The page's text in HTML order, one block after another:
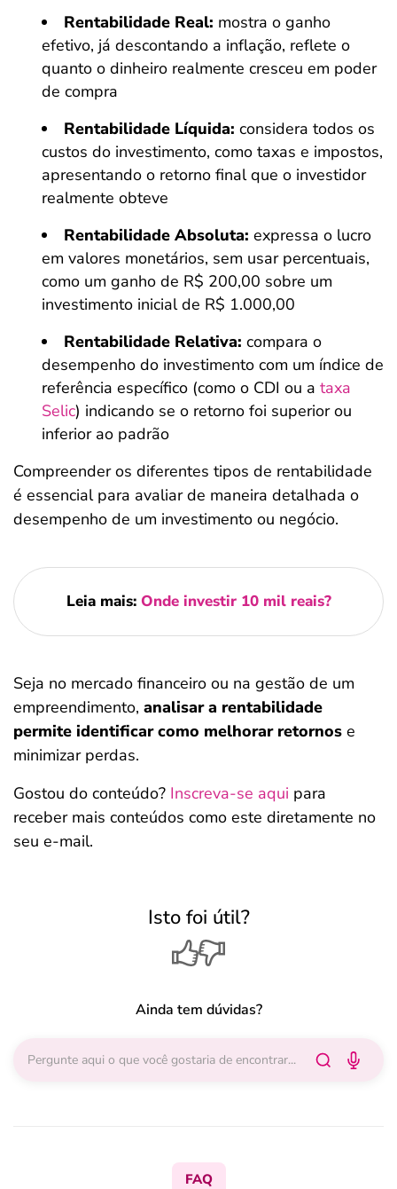
Rentabilidade Real: mostra o ganho
efetivo, já descontando a inflação, reflete o
quanto o dinheiro realmente cresceu em poder
de compra
Rentabilidade Líquida: considera todos os
custos do investimento, como taxas e impostos,
apresentando o retorno final que o investidor
realmente obteve
Rentabilidade Absoluta: expressa o lucro
em valores monetários, sem usar percentuais,
como um ganho de R$ 200,00 sobre um
investimento inicial de R$ 1.000,00
Rentabilidade Relativa: compara o
desempenho do investimento com um índice de
referência específico (como o CDI ou a taxa
Selic) indicando se o retorno foi superior ou
inferior ao padrão
Compreender os diferentes tipos de rentabilidade
é essencial para avaliar de maneira detalhada o
desempenho de um investimento ou negócio.
Leia mais: Onde investir 10 mil reais?
Seja no mercado financeiro ou na gestão de um
empreendimento, analisar a rentabilidade
permite identificar como melhorar retornos e
minimizar perdas.
Gostou do conteúdo? Inscreva-se aqui para
receber mais conteúdos como este diretamente no
seu e-mail.
Isto foi útil?
Ainda tem dúvidas?
FAQ